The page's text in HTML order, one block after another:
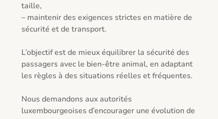
taille,
– maintenir des exigences strictes en matière de
sécurité et de transport.
L’objectif est de mieux équilibrer la sécurité des
passagers avec le bien-être animal, en adaptant
les règles à des situations réelles et fréquentes.
Nous demandons aux autorités
luxembourgeoises d’encourager une évolution de